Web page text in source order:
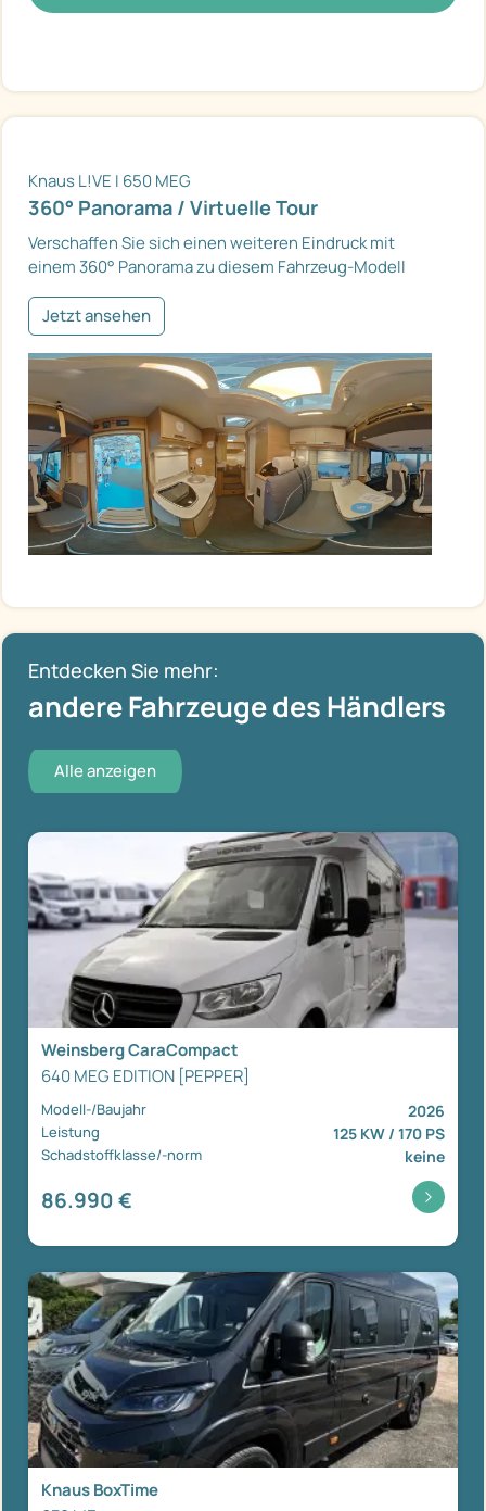
Knaus L!VE I 650 MEG
360° Panorama / Virtuelle Tour
Verschaffen Sie sich einen weiteren Eindruck mit
einem 360° Panorama zu diesem Fahrzeug-Modell
Jetzt ansehen
Entdecken Sie mehr:
andere Fahrzeuge des Händlers
Alle anzeigen
Weinsberg CaraCompact
640 MEG EDITION [PEPPER]
Modell-/Baujahr 2026
Leistung 125 KW / 170 PS
Schadstoffklasse/-norm keine
86.990 €
Knaus BoxTime